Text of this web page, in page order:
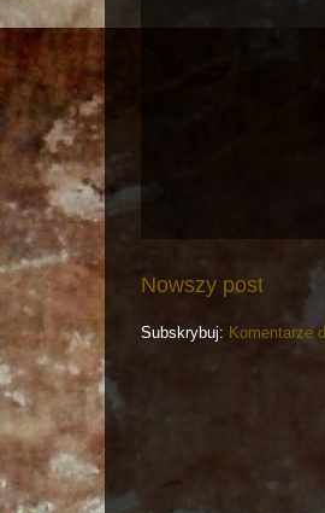
Nowszy post
Subskrybuj: Komentarze